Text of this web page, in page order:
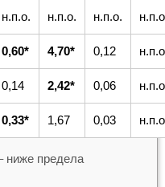
н.п.о. н.п.о. н.п.о.
0,60* 4,70* 0,12
0,14 2,42* 0,06
0,33* 1,67 0,03
ниже предела